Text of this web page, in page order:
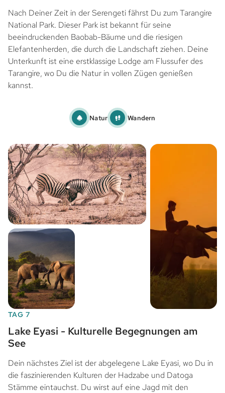
Nach Deiner Zeit in der Serengeti fährst Du zum Tarangire
National Park. Dieser Park ist bekannt für seine
beeindruckenden Baobab-Bäume und die riesigen
Elefantenherden, die durch die Landschaft ziehen. Deine
Unterkunft ist eine erstklassige Lodge am Flussufer des
Tarangire, wo Du die Natur in vollen Zügen genießen
kannst.
Natur Wandern
TAG 7
Lake Eyasi - Kulturelle Begegnungen am
See
Dein nächstes Ziel ist der abgelegene Lake Eyasi, wo Du in
die faszinierenden Kulturen der Hadzabe und Datoga
Stämme eintauchst. Du wirst auf eine Jagd mit den